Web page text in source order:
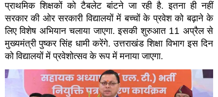
प्राथमिक शिक्षकों को टैबलेट बांटने जा रही है. इतना ही नहीं
सरकार की ओर सरकारी विद्यालयों में बच्चों के प्रवेश को बढ़ाने के
लिए विशेष अभियान चलाया जाएगा. इसकी शुरुआत 11 अप्रैल से
मुख्यमंत्री पुष्कर सिंह धामी करेंगे. उत्तराखंड शिक्षा विभाग इस दिन
को विद्यालयों में प्रवेशोत्सव के रूप में मनाया जाएगा.